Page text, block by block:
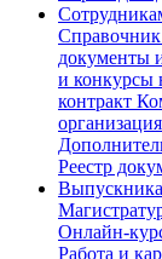
документы
и конкурсы
контракт
Реестр
Онлайн-
Работа и